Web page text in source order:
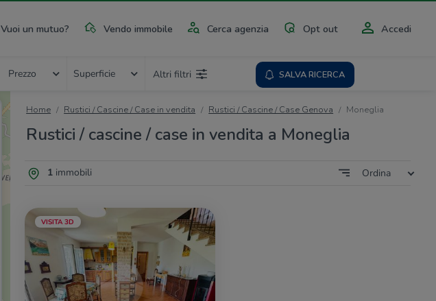
Vuoi un mutuo? Vendo immobile Cerca agenzia Opt out Accedi
Prezzo Superficie Altri filtri SALVA RICERCA
Home Rustici / Cascine / Case in vendita Rustici / Cascine / Case Genova Moneglia
Rustici / cascine / case in vendita a Moneglia
1immobili Ordina
VISITA 3D